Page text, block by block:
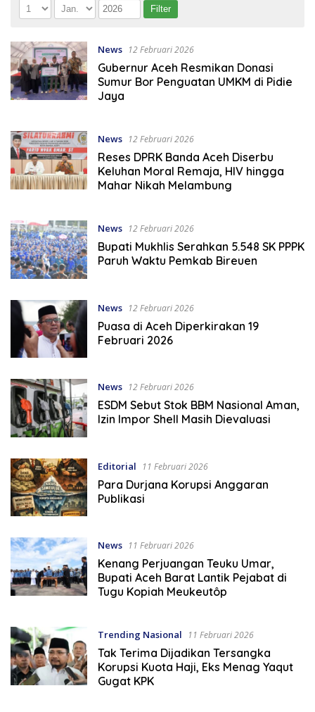
News 12 Februari 2026
Gubernur Aceh Resmikan Donasi
Sumur Bor Penguatan UMKM di Pidie
Jaya
News 12 Februari 2026
Reses DPRK Banda Aceh Diserbu
Keluhan Moral Remaja, HIV hingga
Mahar Nikah Melambung
News 12 Februari 2026
Bupati Mukhlis Serahkan 5.548 SK PPPK
Paruh Waktu Pemkab Bireuen
News 12 Februari 2026
Puasa di Aceh Diperkirakan 19
Februari 2026
News 12 Februari 2026
ESDM Sebut Stok BBM Nasional Aman,
Izin Impor Shell Masih Dievaluasi
Editorial 11 Februari 2026
Para Durjana Korupsi Anggaran
Publikasi
News 11 Februari 2026
Kenang Perjuangan Teuku Umar,
Bupati Aceh Barat Lantik Pejabat di
Tugu Kopiah Meukeutôp
Trending Nasional 11 Februari 2026
Tak Terima Dijadikan Tersangka
Korupsi Kuota Haji, Eks Menag Yaqut
Gugat KPK